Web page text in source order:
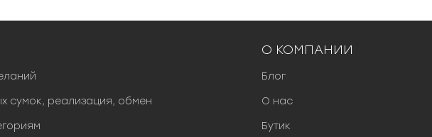
сумок, реализация, обмен
О КОМПАНИИ
Блог
О нас
Бутик